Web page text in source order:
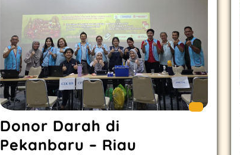
Donor Darah di
Pekanbaru – Riau